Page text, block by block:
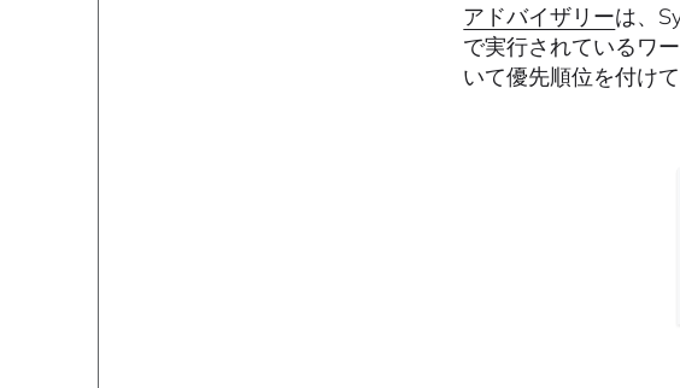
アドバイザリーは、
で実行されているワ
いて優先順位を付けて